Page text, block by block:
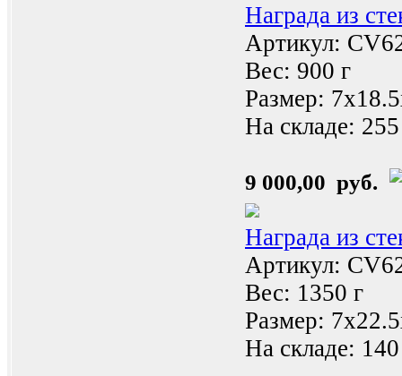
Награда из
Артикул:
Вес: 900 г
Размер:
На складе:
9 000,00 руб.
Награда из
Артикул:
Вес: 1350 г
Размер:
На складе: